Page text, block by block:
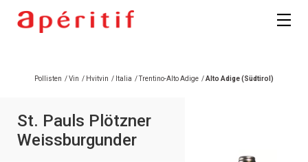
Pollisten /Vin / Hvitvin / Italia /Trentino-Alto Adige /Alto Adige (Südtirol)
St. Pauls Plötzner
Weissburgunder